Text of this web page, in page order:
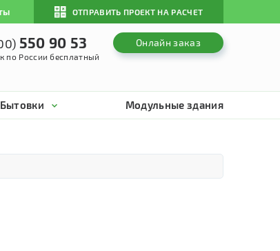
ОТПРАВИТЬ ПРОЕКТ НА РАСЧЕТ
550 90 53
по России бесплатный
Онлайн заказ
Бытовки Модульные здания